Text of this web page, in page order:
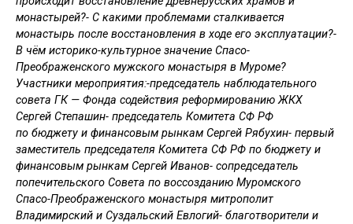
монастырей?- С какими проблемами сталкивается
монастырь после восстановления в ходе его эксплуатации?-
В чём историко-культурное значение Спасо-
Преображенского мужского монастыря в Муроме?
Участники мероприятия:-председатель наблюдательного
совета ГК — Фонда содействия реформированию ЖКХ
Сергей Степашин- председатель Комитета СФ РФ
по бюджету и финансовым рынкам Сергей Рябухин- первый
заместитель председателя Комитета СФ РФ по бюджету и
финансовым рынкам Сергей Иванов- сопредседатель
попечительского Совета по воссозданию Муромского
Спасо-Преображенского монастыря митрополит
Владимирский и Суздальский Евлогий- благотворители и